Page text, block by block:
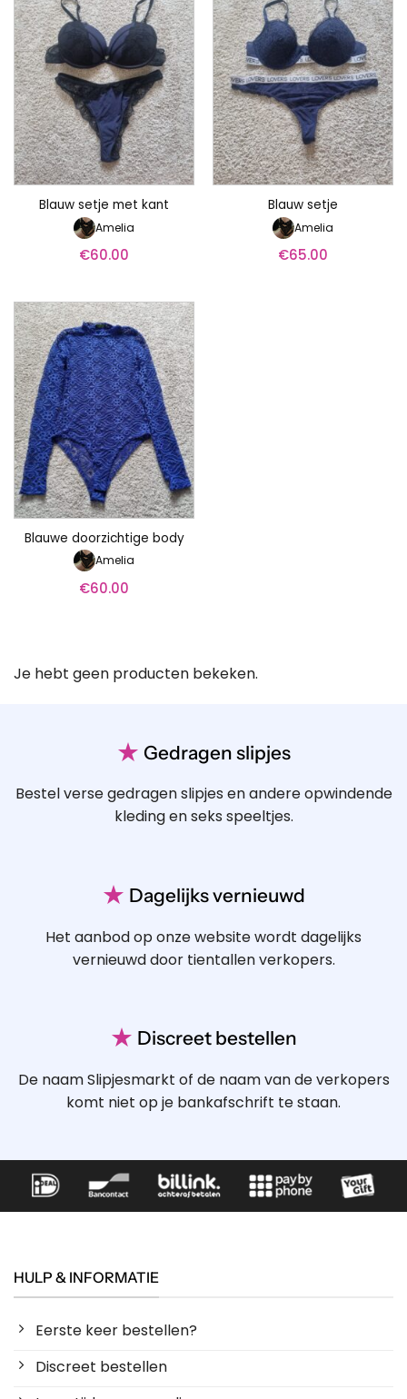
Blauw setje met kant
Amelia
€60.00
Blauw setje
Amelia
€65.00
Blauwe doorzichtige body
Amelia
€60.00
Je hebt geen producten bekeken.
★ Gedragen slipjes
Bestel verse gedragen slipjes en andere opwindende
kleding en seks speeltjes.
★ Dagelijks vernieuwd
Het aanbod op onze website wordt dagelijks
vernieuwd door tientallen verkopers.
★ Discreet bestellen
De naam Slipjesmarkt of de naam van de verkopers
komt niet op je bankafschrift te staan.
HULP & INFORMATIE
Eerste keer bestellen?
Discreet bestellen